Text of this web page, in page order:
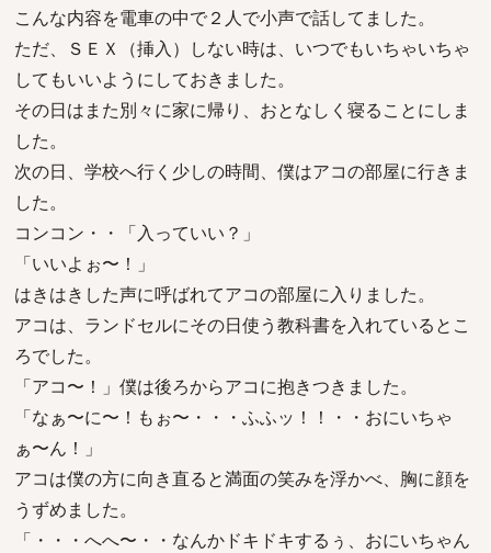
こんな内容を電車の中で２人で小声で話してました。
ただ、ＳＥＸ（挿入）しない時は、いつでもいちゃいちゃ
してもいいようにしておきました。
その日はまた別々に家に帰り、おとなしく寝ることにしま
した。
次の日、学校へ行く少しの時間、僕はアコの部屋に行きま
した。
コンコン・・「入っていい？」
「いいよぉ〜！」
はきはきした声に呼ばれてアコの部屋に入りました。
アコは、ランドセルにその日使う教科書を入れているとこ
ろでした。
「アコ〜！」僕は後ろからアコに抱きつきました。
「なぁ〜に〜！もぉ〜・・・ふふッ！！・・おにいちゃ
ぁ〜ん！」
アコは僕の方に向き直ると満面の笑みを浮かべ、胸に顔を
うずめました。
「・・・へへ〜・・なんかドキドキするぅ、おにいちゃん